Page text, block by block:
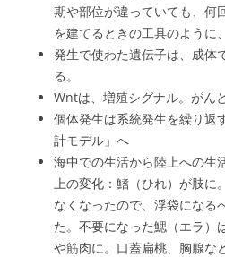
期や部位が違っていても、何
を建てるときの工具のように
発生で使わた遺伝子は、成体
る。
Wntは、増殖シグナル。がん
個体発生は系統発生を繰り
計モデル」へ
海中での生活から陸上への生
上の変化：鰭（ひれ）が肢に
なくなったので、浮袋になる
た。不要になった鰓（エラ）
や筋肉に。口蓋扁桃、胸腺など